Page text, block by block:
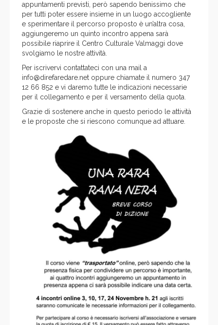
appuntamenti previsti, però sapendo benissimo che
per tutti poter essere insieme in un luogo accogliente
e sperimentare il percorso proposto è un’altra cosa,
aggiungeremo un quinto incontro appena sarà
possibile riaprire il Centro Culturale Valmaggi dove
svolgiamo le nostre attività.
Per iscrivervi contattateci con una mail a
info@direfaredare.net oppure chiamate il numero 347
12 66 852 e vi daremo tutte le indicazioni necessarie
per il collegamento e per il versamento della quota.
Grazie di sostenere anche in questo periodo le attività
e le proposte che si riescono comunque ad attuare.